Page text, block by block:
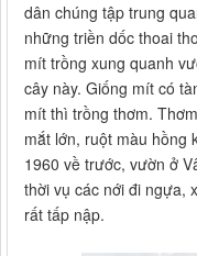
dân chúng tập trung
những triền dốc thoai
mít trồng xung quanh
cây này. Giống mít có
mít thì trồng thơm.
mắt lớn, ruột màu hồng
1960 về trước, vườn ở
thời vụ các nới đi ngựa,
rất tấp nập.